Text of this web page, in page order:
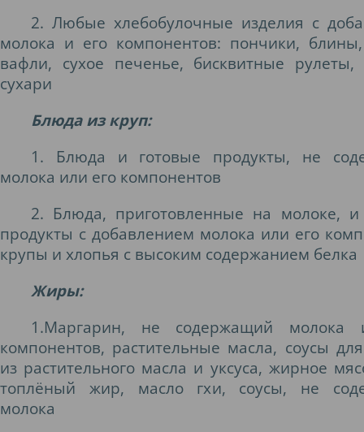
2. Любые хлебобулочные изделия с
молока и его компонентов: пончики,
вафли, сухое печенье, бисквитные рулеты,
сухари
Блюда из круп:
1. Блюда и готовые продукты, не
молока или его компонентов
2. Блюда, приготовленные на молоке, и
продукты с добавлением молока или его
крупы и хлопья с высоким содержанием белка
Жиры:
1.Маргарин, не содержащий молока
компонентов, растительные масла, соусы
из растительного масла и уксуса, жирное
топлёный жир, масло гхи, соусы, не
молока